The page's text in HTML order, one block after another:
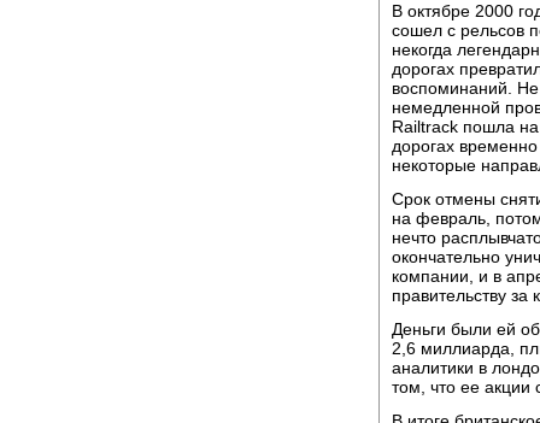
В октябре 2000
сошел с рельсов
некогда
дорогах
воспоминаний.
немедленной
Railtrack пошла
дорогах
некоторые
Срок отмены
на февраль,
нечто
окончательно
компании, и в
правительству
Деньги были ей
2,6 миллиарда,
аналитики в
том, что ее акции